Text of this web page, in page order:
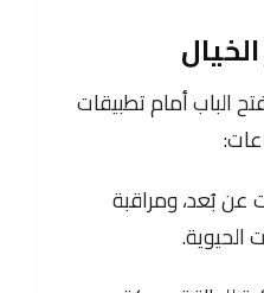
الباب أمام تطبيقات
عن بُعد، ومراقبة
الحيوية.